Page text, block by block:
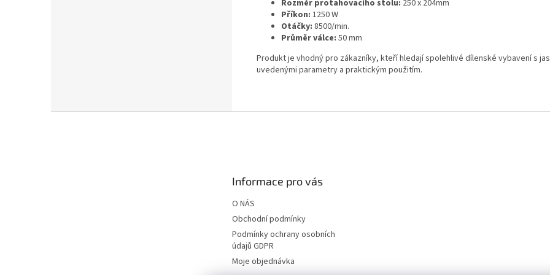
Rozměr protahovacího stolu: 250 x 204mm
Příkon: 1250 W
Otáčky: 8500/min.
Průměr válce: 50 mm
Produkt je vhodný pro zákazníky, kteří hledají spolehlivé dílenské vybavení s
uvedenými parametry a praktickým použitím.
Informace pro vás
O NÁS
Obchodní podmínky
Podmínky ochrany osobních
údajů GDPR
Moje objednávka